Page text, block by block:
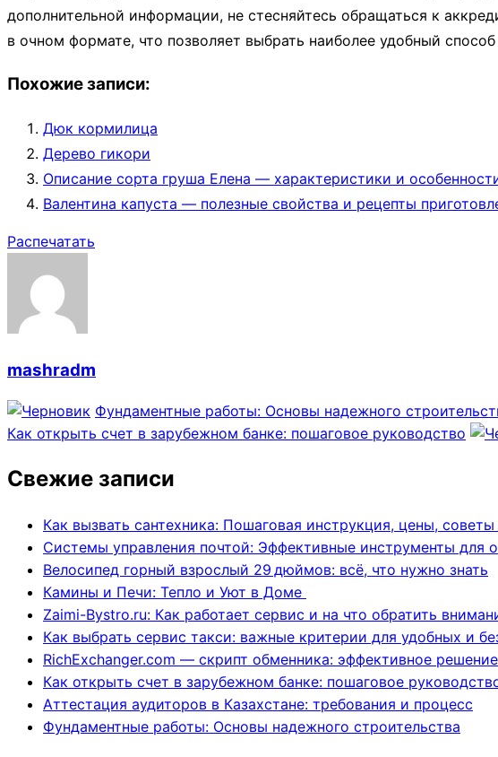
дополнительной информации, не стесняйтесь обращаться к
в очном формате, что позволяет выбрать наиболее удобный способ
Похожие записи:
Дюк кормилица
Дерево гикори
Описание сорта груша Елена — характеристики и
Валентина капуста — полезные свойства и рецепты
Распечатать
mashradm
Фундаментные работы: Основы надежного
Как открыть счет в зарубежном банке: пошаговое руководство
Свежие записи
Как вызвать сантехника: Пошаговая инструкция, цены,
Системы управления почтой: Эффективные инструменты для
Велосипед горный взрослый 29 дюймов: всё, что нужно знать
Камины и Печи: Тепло и Уют в Доме
Zaimi-Bystro.ru: Как работает сервис и на что обратить
Как выбрать сервис такси: важные критерии для удобных и
RichExchanger.com — скрипт обменника: эффективное
Как открыть счет в зарубежном банке: пошаговое
Аттестация аудиторов в Казахстане: требования и процесс
Фундаментные работы: Основы надежного строительства